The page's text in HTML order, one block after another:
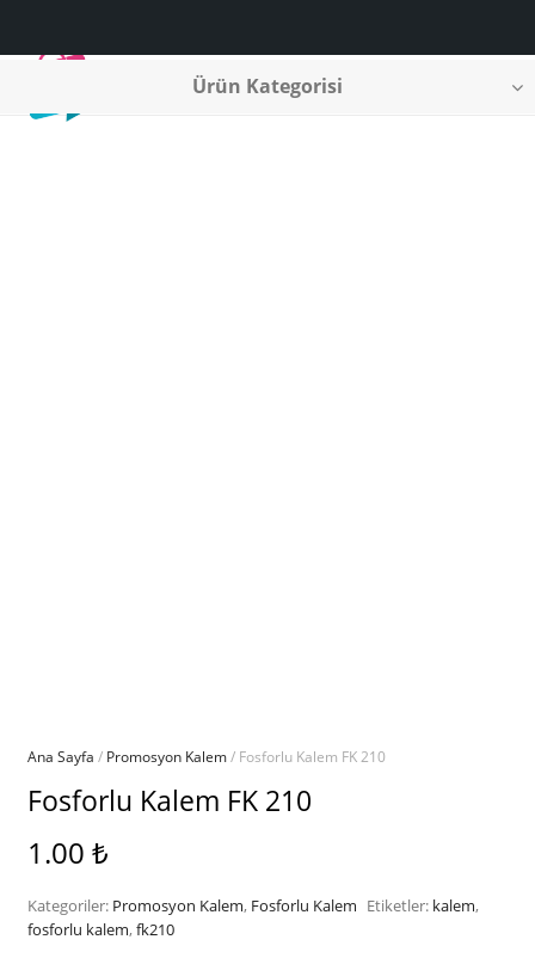
Ürün Kategorisi
Ana Sayfa / Promosyon Kalem/ Fosforlu Kalem FK 210
Fosforlu Kalem FK 210
1.00 ₺
Kategoriler: Promosyon Kalem, Fosforlu Kalem Etiketler: kalem,
fosforlu kalem,fk210